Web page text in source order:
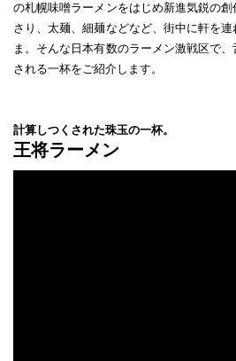
の札幌味噌ラーメンをはじめ新進気鋭の
さり、太麺、細麺などなど、街中に軒を
ま。そんな日本有数のラーメン激戦区で
される一杯をご紹介します。
計算しつくされた珠玉の一杯。
王将ラーメン